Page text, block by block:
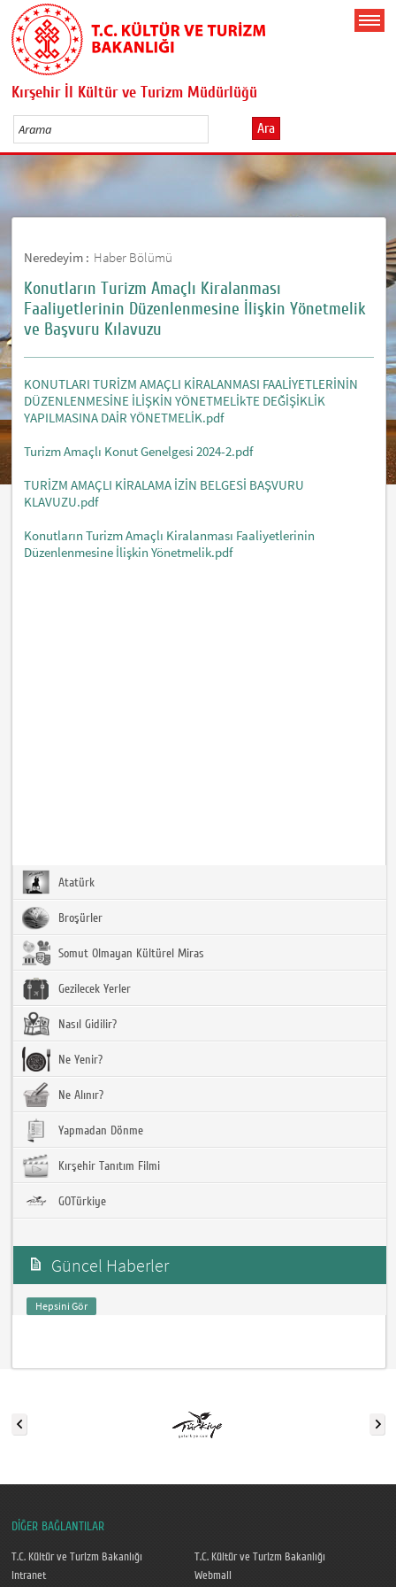
Kırşehir İl Kültür ve Turizm Müdürlüğü
Ara
Neredeyim : Haber Bölümü
Konutların Turizm Amaçlı Kiralanması
Faaliyetlerinin Düzenlenmesine İlişkin Yönetmelik
ve Başvuru Kılavuzu
KONUTLARI TURİZM AMAÇLI KİRALANMASI FAALİYETLERİNİN
DÜZENLENMESİNE İLİŞKİN YÖNETMELİkTE DEĞİŞİKLİK
YAPILMASINA DAİR YÖNETMELİK.pdf
Turizm Amaçlı Konut Genelgesi 2024-2.pdf
TURİZM AMAÇLI KİRALAMA İZİN BELGESİ BAŞVURU
KLAVUZU.pdf
Konutların Turizm Amaçlı Kiralanması Faaliyetlerinin
Düzenlenmesine İlişkin Yönetmelik.pdf
Atatürk
Broşürler
Somut Olmayan Kültürel Miras
Gezilecek Yerler
Nasıl Gidilir?
Ne Yenir?
Ne Alınır?
Yapmadan Dönme
Kırşehir Tanıtım Filmi
GOTürkiye
Güncel Haberler
Hepsini Gör
DİĞER BAĞLANTILAR
T.C. Kültür ve Turizm Bakanlığı
T.C. Kültür ve Turizm Bakanlığı
Intranet
Webmail